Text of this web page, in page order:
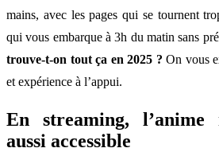
mains, avec les pages qui se tournent
qui vous embarque à 3h du matin sans
trouve-t-on tout ça en 2025 ? On vous
et expérience à l’appui.
En streaming, l’anime
aussi accessible